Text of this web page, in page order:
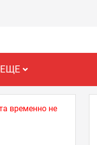
ЕЩЕ
временно не